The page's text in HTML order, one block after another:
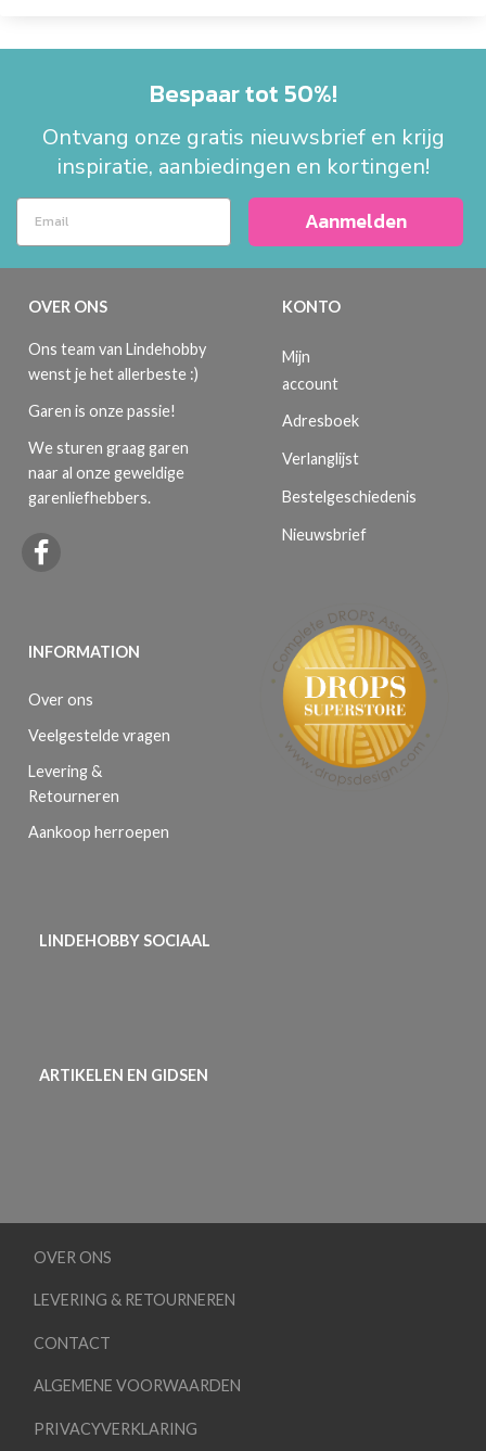
Bespaar tot 50%!
Ontvang onze gratis nieuwsbrief en krijg
inspiratie, aanbiedingen en kortingen!
Aanmelden
OVER ONS
Ons team van Lindehobby
wenst je het allerbeste :)
Garen is onze passie!
We sturen graag garen
naar al onze geweldige
garenliefhebbers.
INFORMATION
Over ons
Veelgestelde vragen
Levering &
Retourneren
Aankoop herroepen
KONTO
Mijn
account
Adresboek
Verlanglijst
Bestelgeschiedenis
Nieuwsbrief
LINDEHOBBY SOCIAAL
ARTIKELEN EN GIDSEN
OVER ONS
LEVERING & RETOURNEREN
CONTACT
ALGEMENE VOORWAARDEN
PRIVACYVERKLARING